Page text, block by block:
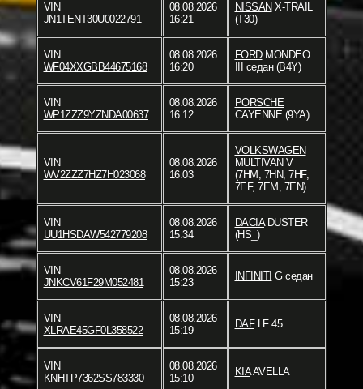
VIN
JN1TENT30U0022791
08.08.2026
16:21
NISSAN X-TRAIL
(T30)
VIN
WF04XXGBB44675168
08.08.2026
16:20
FORDMONDEO
III седан (B4Y)
VIN
WP1ZZZ9YZNDA00637
08.08.2026
16:12
PORSCHE
CAYENNE (9YA)
VIN
WV2ZZZ7HZ7H023068
08.08.2026
16:03
VOLKSWAGEN
MULTIVAN V
(7HM, 7HN, 7HF,
7EF, 7EM, 7EN)
VIN
UU1HSDAW542779208
08.08.2026
15:34
DACIADUSTER
(HS_)
VIN
JNKCV61F29M052481
08.08.2026
15:23
INFINITI G седан
VIN
XLRAE45GF0L358522
08.08.2026
15:19
DAFLF 45
VIN
KNHTP7362SS783330
08.08.2026
15:10
KIAAVELLA